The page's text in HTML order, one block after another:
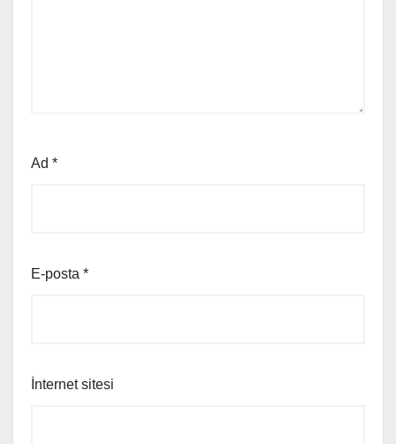
Ad *
E-posta *
İnternet sitesi